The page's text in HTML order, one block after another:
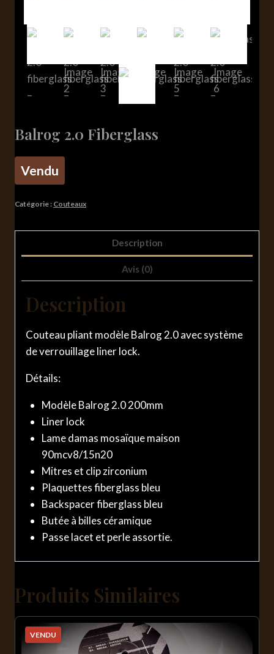
Balrog 2.0 Fiberglass
Vendu
Catégorie : Couteaux
Description
Avis (0)
Description
Couteau pliant modèle Balrog 2.0 avec système
de verrouillage liner lock.
Détails:
Modèle Balrog 2.0 200mm
Liner lock
Lame damas mosaïque maison
90mcv8/15n20
Mitres et clip zirconium
Plaquettes fiberglass bleu
Backspacer fiberglass bleu
Butée à billes céramique
Passe lacet et perle assortie.
Produits Similaires
VENDU